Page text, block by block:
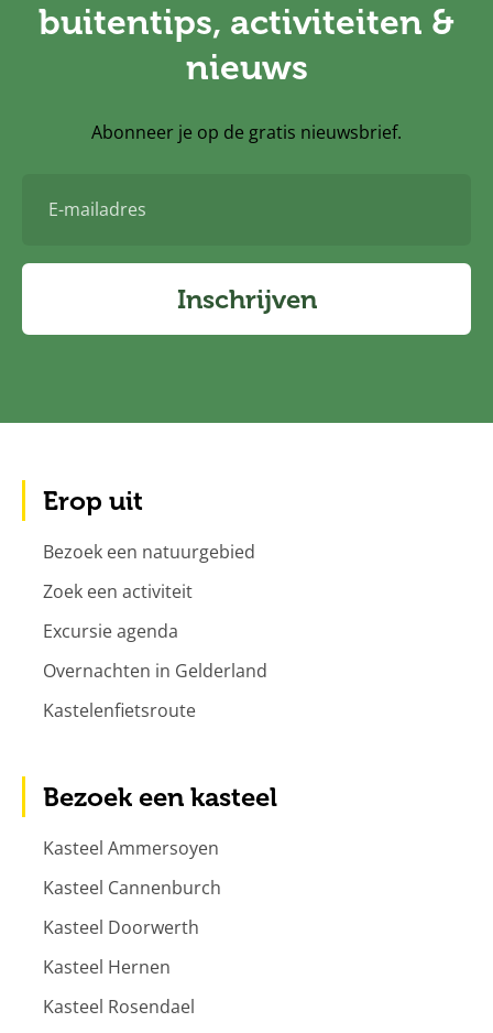
buitentips, activiteiten &
nieuws
Abonneer je op de gratis nieuwsbrief.
mailadres
Inschrijven
Erop uit
Bezoek een natuurgebied
Zoek een activiteit
Excursie agenda
Overnachten in Gelderland
Kastelenfietsroute
Bezoek een kasteel
Kasteel Ammersoyen
Kasteel Cannenburch
Kasteel Doorwerth
Kasteel Hernen
Kasteel Rosendael